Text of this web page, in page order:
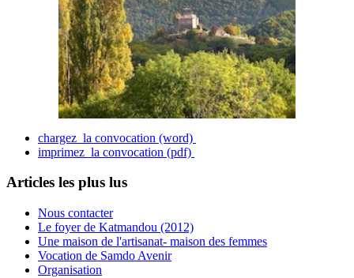
chargez la convocation (word)
imprimez la convocation (pdf)
Articles les plus lus
Nous contacter
Le foyer de Katmandou (2012)
Une maison de l'artisanat- maison des femmes
Vocation de Samdo Avenir
Organisation